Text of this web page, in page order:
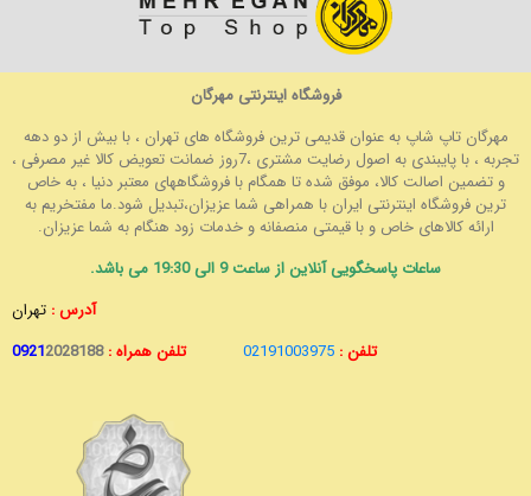
فروشگاه اینترنتی مهرگان
مهرگان تاپ شاپ به عنوان قدیمی ترین فروشگاه های تهران ، با بیش از دو دهه
تجربه ، با پایبندی به اصول رضایت مشتری ،7روز ضمانت تعویض کالا غیر مصرفی ،
و تضمین اصالت کالا، موفق شده تا همگام با فروشگاههای معتبر دنیا ، به خاص
ترین فروشگاه اینترنتی ایران با همراهی شما عزیزان،تبدیل شود.ما مفتخریم به
ارائه کالاهای خاص و با قیمتی منصفانه و خدمات زود هنگام به شما عزیزان.
ساعات پاسخگویی آنلاین از ساعت 9 الی 19:30 می باشد.
آدرس : تهران
تلفن : 02191003975 تلفن همراه : 09212028188